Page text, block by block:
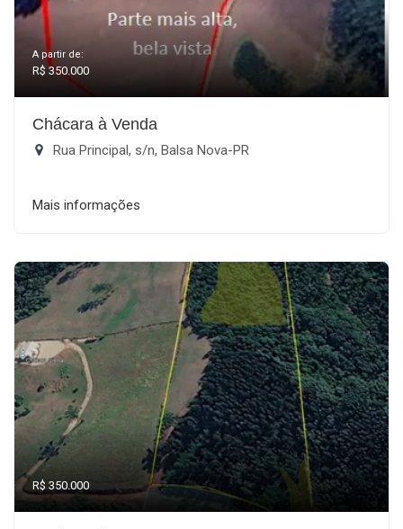
A partir de:
R$ 350.000
Chácara à Venda
Rua Principal, s/n, Balsa Nova-PR
Mais informações
R$ 350.000